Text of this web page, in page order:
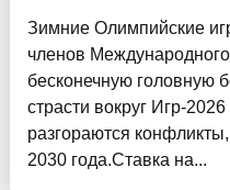
Зимние Олимпийские
членов
бесконечную головную
страсти вокруг Игр-
разгораются
2030 года.Ставка на...